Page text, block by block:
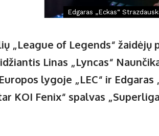
Edgaras „Eckas“
„League of Legends“ žaidėjų
Linas „Lyncas“
lygoje „LEC“ ir Edgaras
KOI Fenix“ spalvas